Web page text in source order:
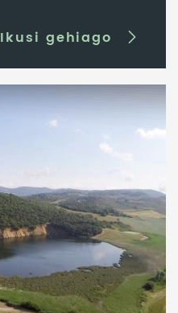
Ikusi gehiago